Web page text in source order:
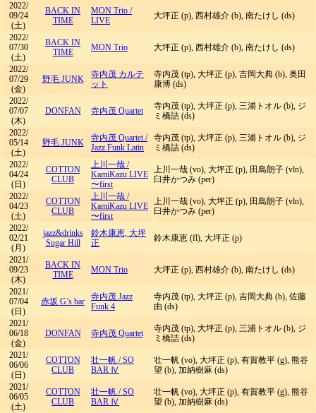
2022/
09/24
(土)
BACK IN
TIME
MON Trio /
LIVE
大坪正 (p), 西村雄介 (b), 南たけし (ds)
2022/
07/30
(土)
BACK IN
TIME
MON Trio 大坪正 (p), 西村雄介 (b), 南たけし (ds)
2022/
07/29
(金)
野毛 JUNK
寺内茂 カルテ
ット
寺内茂 (tp), 大坪正 (p), 吉岡大典 (b), 奥田
康博 (ds)
2022/
07/07
(木)
DONFAN 寺内茂 Quartet
寺内茂 (tp), 大坪正 (p), 三浦トオル (b), ジ
ミ橋詰 (ds)
2022/
05/14
(土)
野毛 JUNK 寺内茂 Quartet/
Jazz Funk Latin
寺内茂 (tp), 大坪正 (p), 三浦トオル (b), ジ
ミ橋詰 (ds)
2022/
04/24
(日)
COTTON
CLUB
上川一哉 /
KamiKazu LIVE
〜first
上川一哉 (vo), 大坪正 (p), 田島朗子 (vln),
臼井かつみ (per)
2022/
04/23
(土)
COTTON
CLUB
上川一哉 /
KamiKazu LIVE
〜first
上川一哉 (vo), 大坪正 (p), 田島朗子 (vln),
臼井かつみ (per)
2022/
02/21
(月)
jazz&drinks
Sugar Hill
鈴木康恵, 大坪
正
鈴木康恵 (fl), 大坪正 (p)
2021/
09/23
(木)
BACK IN
TIME
MON Trio 大坪正 (p), 西村雄介 (b), 南たけし (ds)
2021/
07/04
(日)
赤坂 G’s bar
寺内茂 Jazz
Funk 4
寺内茂 (tp), 大坪正 (p), 吉岡大典 (b), 佐藤
由 (ds)
2021/
06/18
(金)
DONFAN 寺内茂 Quartet
寺内茂 (tp), 大坪正 (p), 三浦トオル (b), ジ
ミ橋詰 (ds)
2021/
06/06
(日)
COTTON
CLUB
壮一帆 /SO
BAR Ⅳ
壮一帆 (vo), 大坪正 (p), 有賀教平 (g), 熊谷
望 (b), 加納樹麻 (ds)
2021/
06/05
(土)
COTTON
CLUB
壮一帆 /SO
BAR Ⅳ
壮一帆 (vo), 大坪正 (p), 有賀教平 (g), 熊谷
望 (b), 加納樹麻 (ds)